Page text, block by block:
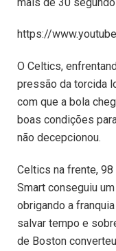
https://
O Celtics,
pressão da torcida
com que a bola
boas condições
não decepcionou.
Celtics na frente,
Smart conseguiu
obrigando a
salvar tempo e
de Boston